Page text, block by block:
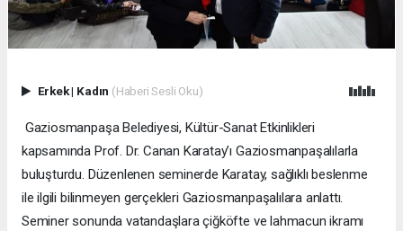
Erkek| Kadın (Haberi Sesli Oku)
Gaziosmanpaşa Belediyesi, Kültür-Sanat Etkinlikleri
kapsamında Prof. Dr. Canan Karatay’ı Gaziosmanpaşalılarla
buluşturdu. Düzenlenen seminerde Karatay, sağlıklı beslenme
ile ilgili bilinmeyen gerçekleri Gaziosmanpaşalılara anlattı.
Seminer sonunda vatandaşlara çiğköfte ve lahmacun ikramı